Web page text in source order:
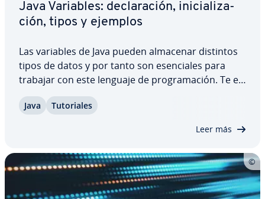
Java Variables: de­cla­ra­ción, ini­cia­li­za­
ción, tipos y ejemplos
Las variables de Java pueden almacenar distintos
tipos de datos y por tanto son ese­n­cia­les para
trabajar con este lenguaje de pro­gra­ma­ción. Te ex­
cómo se declaran e ini­cia­li­zan y qué su­b­ca­te­go­rías
Java Tu­to­ria­les
Leer más